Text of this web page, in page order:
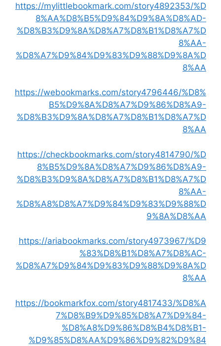
https://mylittlebookmark.com/story4892353/%D
8%AA%D8%B5%D9%84%D9%8A%D8%AD-
%D8%B3%D9%8A%D8%A7%D8%B1%D8%A7%D
8%AA-
%D8%A7%D9%84%D9%83%D9%88%D9%8A%D
8%AA
https://webookmarks.com/story4796446/%D8%
B5%D9%8A%D8%A7%D9%86%D8%A9-
%D8%B3%D9%8A%D8%A7%D8%B1%D8%A7%D
8%AA
https://checkbookmarks.com/story4814790/%D
8%B5%D9%8A%D8%A7%D9%86%D8%A9-
%D8%B3%D9%8A%D8%A7%D8%B1%D8%A7%D
8%AA-
%D8%A8%D8%A7%D9%84%D9%83%D9%88%D
9%8A%D8%AA
https://ariabookmarks.com/story4973967/%D9
%83%D8%B1%D8%A7%D8%AC-
%D8%A7%D9%84%D9%83%D9%88%D9%8A%D
8%AA
https://bookmarkfox.com/story4817433/%D8%A
7%D8%B9%D9%85%D8%A7%D9%84-
%D8%A8%D9%86%D8%B4%D8%B1-
%D9%85%D8%AA%D9%86%D9%82%D9%84